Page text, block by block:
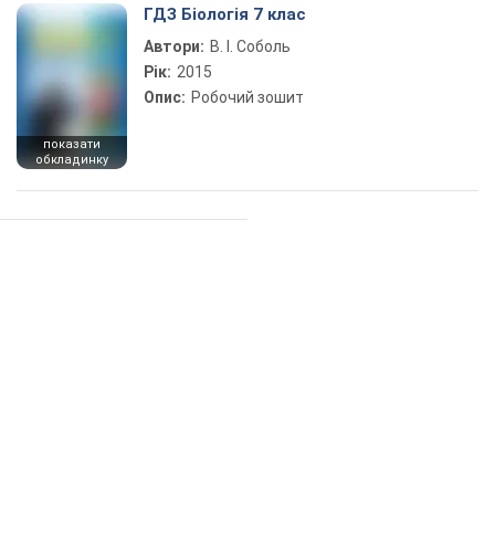
показати
обкладинку
ГДЗ Біологія 7 клас
Автори: В. І. Соболь
Рік: 2015
Опис: Робочий зошит